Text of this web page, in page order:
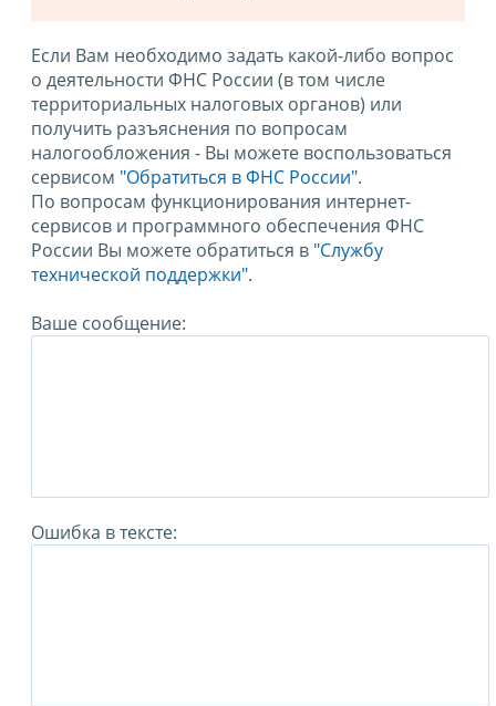
Если Вам необходимо задать какой-либо вопрос
о деятельности ФНС России (в том числе
территориальных налоговых органов) или
получить разъяснения по вопросам
налогообложения - Вы можете воспользоваться
сервисом "Обратиться в ФНС России".
По вопросам функционирования интернет-
сервисов и программного обеспечения ФНС
России Вы можете обратиться в "Службу
технической поддержки".
Ваше сообщение:
Ошибка в тексте: